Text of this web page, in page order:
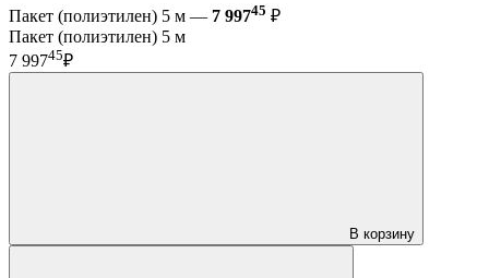
Пакет (полиэтилен) 5 м — 7 99745 ₽
Пакет (полиэтилен) 5 м
7 99745₽
В корзину